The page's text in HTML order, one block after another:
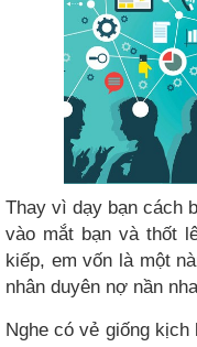
Thay vì dạy bạn cách
vào mắt bạn và thốt
kiếp, em vốn là một
nhân duyên nợ nần
Nghe có vẻ giống